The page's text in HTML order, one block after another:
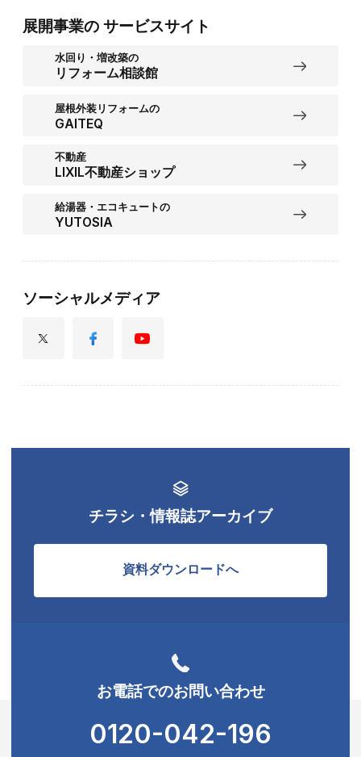
展開事業の サービスサイト
水回り・増改築の
リフォーム相談館
屋根外装リフォームの
GAITEQ
不動産
LIXIL不動産ショップ
給湯器・エコキュートの
YUTOSIA
ソーシャルメディア
チラシ・情報誌アーカイブ
資料ダウンロードへ
お電話でのお問い合わせ
0120-042-196